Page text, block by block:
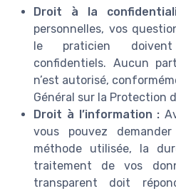
Droit à la
personnelles, vos
le praticien
confidentiels. Aucun
n’est autorisé,
Général sur la Protection
Droit à l’information :
vous pouvez
méthode utilisée, la
traitement de vos
transparent doit